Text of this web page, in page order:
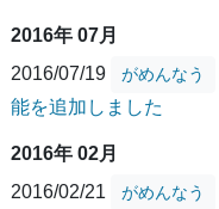
2016年 07月
2016/07/19
がめんなう
能を追加しました
2016年 02月
2016/02/21
がめんなう